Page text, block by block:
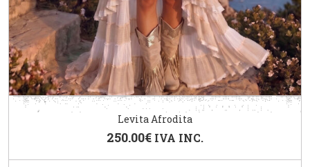
Levita Afrodita
250.00€ IVA INC.